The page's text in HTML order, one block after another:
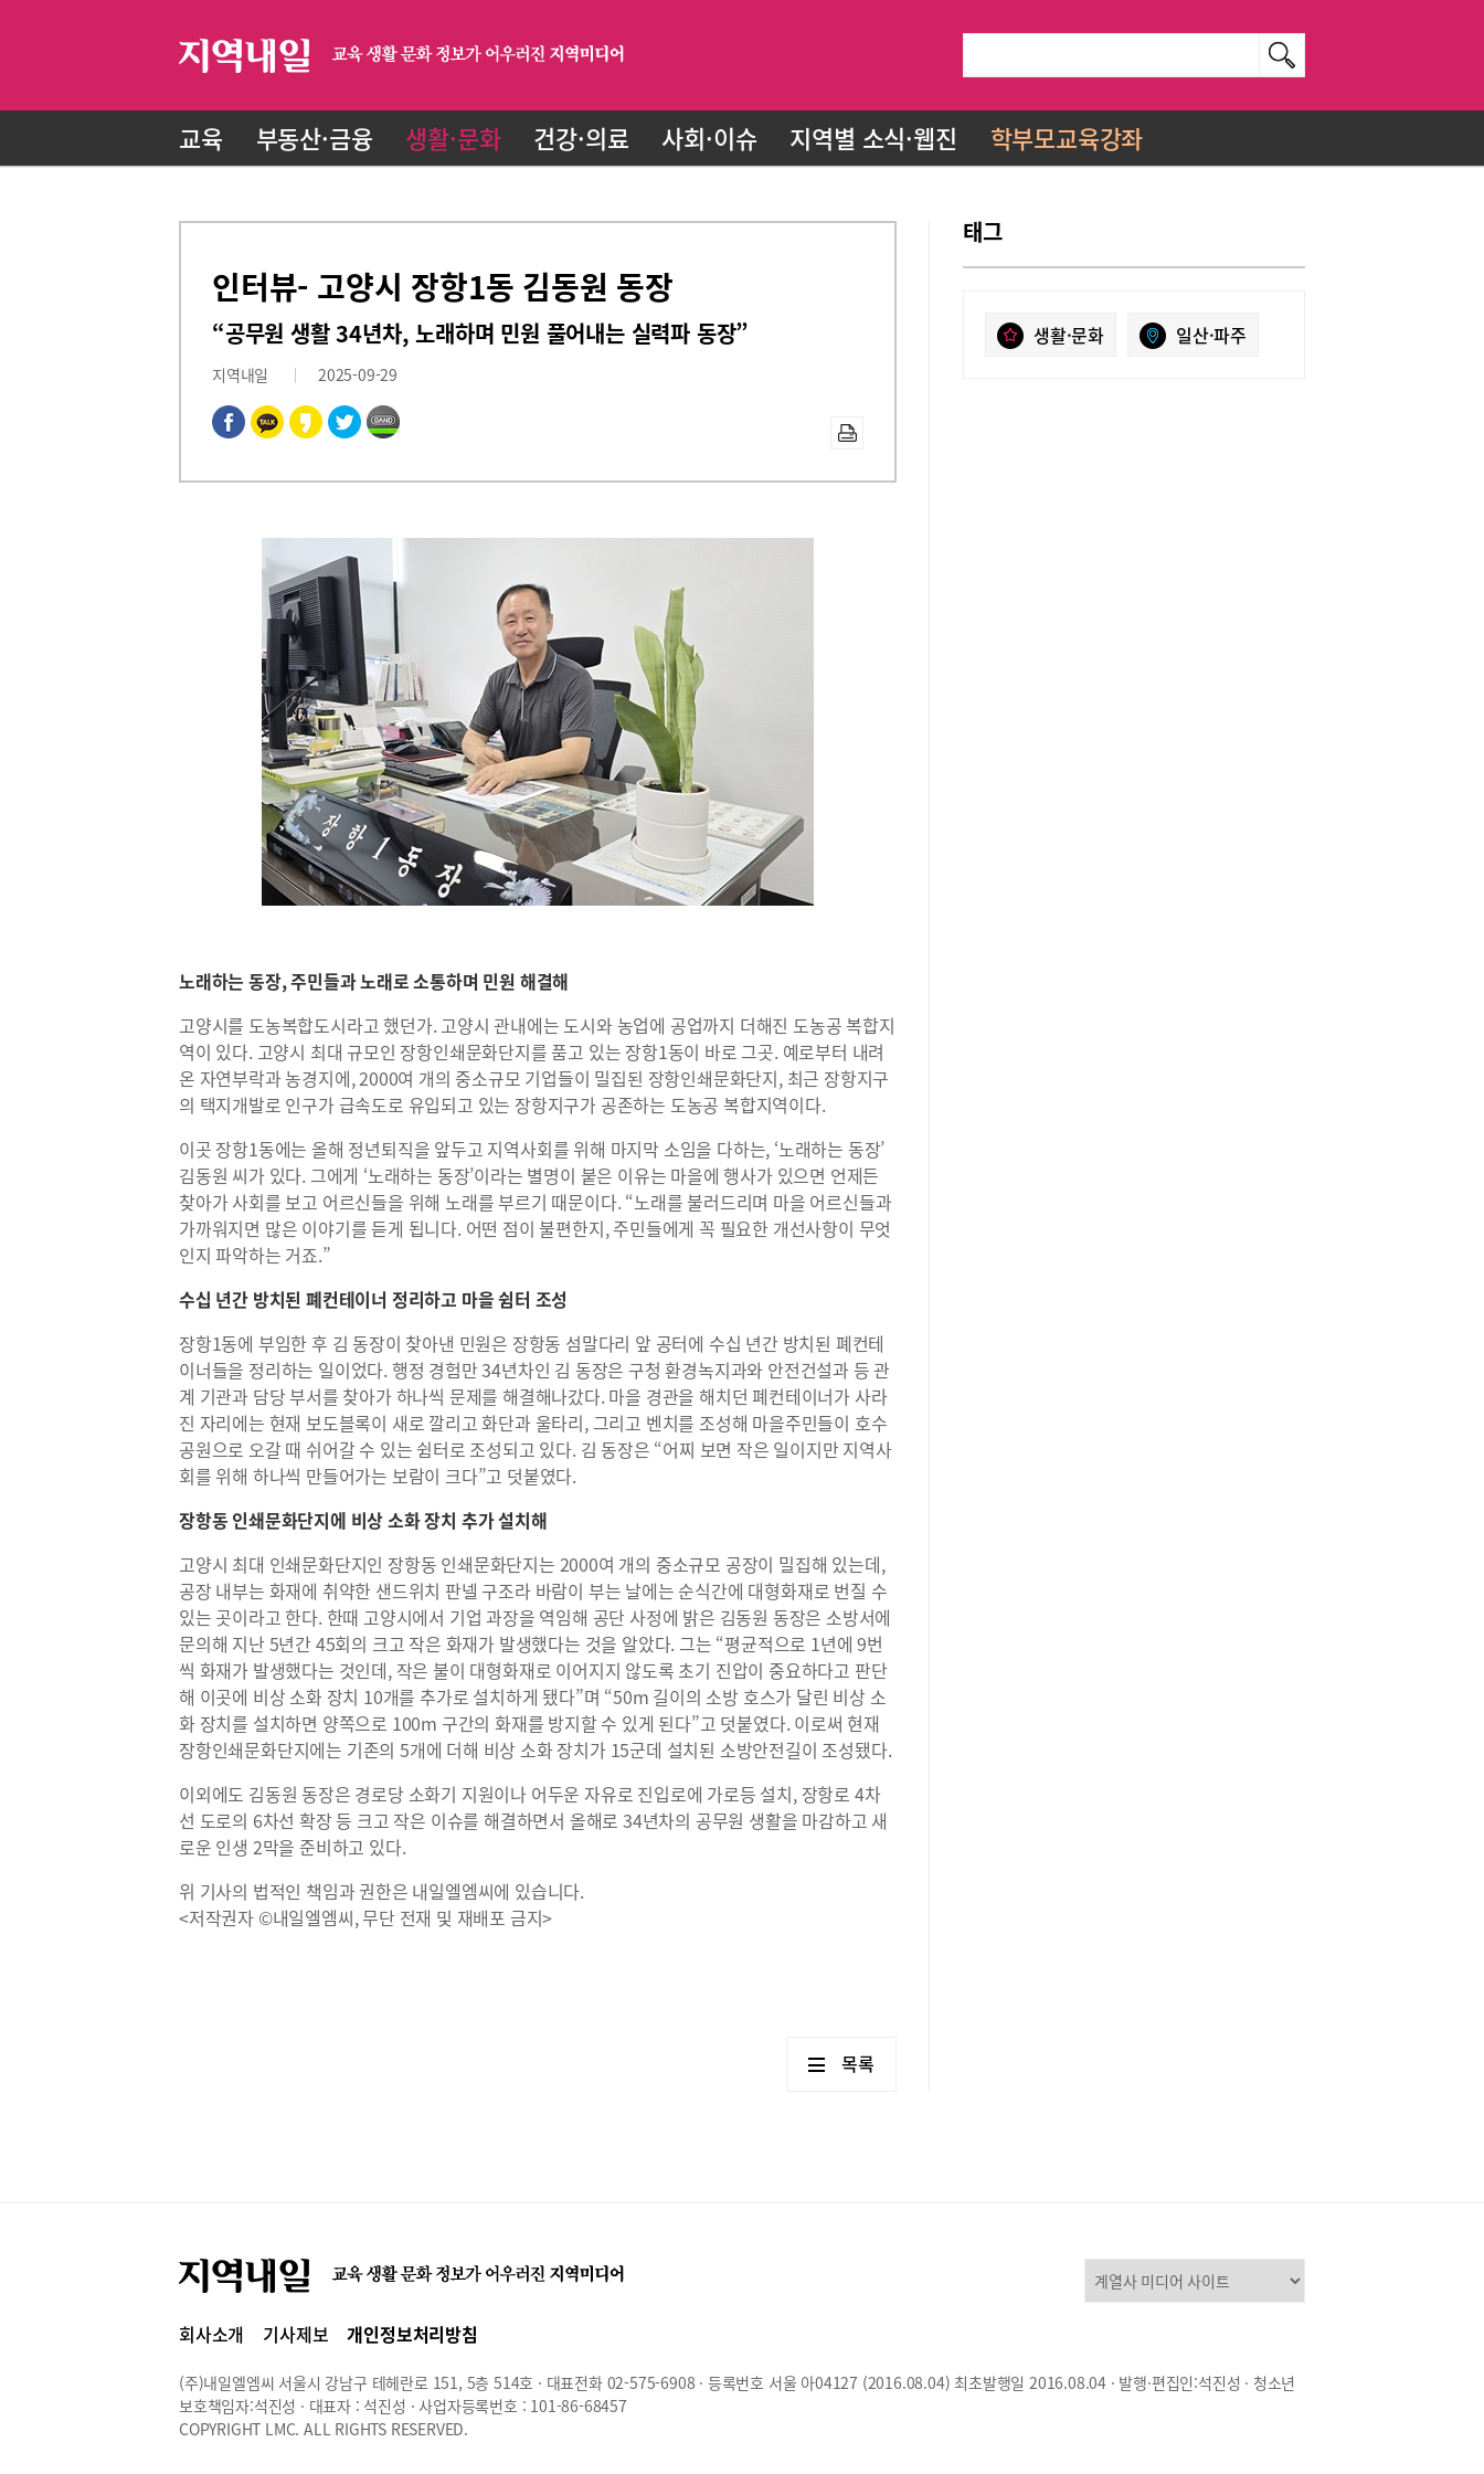
교육 부동산·금융 생활·문화 건강·의료 사회·이슈 지역별 소식·웹진 학부모교육강좌
인터뷰- 고양시 장항1동 김동원 동장
“공무원 생활 34년차, 노래하며 민원 풀어내는 실력파 동장”
지역내일 2025-09-29
노래하는 동장, 주민들과 노래로 소통하며 민원 해결해
고양시를 도농복합도시라고 했던가. 고양시 관내에는 도시와 농업에 공업까지 더해진 도농공 복합지
역이 있다. 고양시 최대 규모인 장항인쇄문화단지를 품고 있는 장항1동이 바로 그곳. 예로부터 내려
온 자연부락과 농경지에, 2000여 개의 중소규모 기업들이 밀집된 장항인쇄문화단지, 최근 장항지구
의 택지개발로 인구가 급속도로 유입되고 있는 장항지구가 공존하는 도농공 복합지역이다.
이곳 장항1동에는 올해 정년퇴직을 앞두고 지역사회를 위해 마지막 소임을 다하는, ‘노래하는 동장’
김동원 씨가 있다. 그에게 ‘노래하는 동장’이라는 별명이 붙은 이유는 마을에 행사가 있으면 언제든
찾아가 사회를 보고 어르신들을 위해 노래를 부르기 때문이다. “노래를 불러드리며 마을 어르신들과
가까워지면 많은 이야기를 듣게 됩니다. 어떤 점이 불편한지, 주민들에게 꼭 필요한 개선사항이 무엇
인지 파악하는 거죠.”
수십 년간 방치된 폐컨테이너 정리하고 마을 쉼터 조성
장항1동에 부임한 후 김 동장이 찾아낸 민원은 장항동 섬말다리 앞 공터에 수십 년간 방치된 폐컨테
이너들을 정리하는 일이었다. 행정 경험만 34년차인 김 동장은 구청 환경녹지과와 안전건설과 등 관
계 기관과 담당 부서를 찾아가 하나씩 문제를 해결해나갔다. 마을 경관을 해치던 폐컨테이너가 사라
진 자리에는 현재 보도블록이 새로 깔리고 화단과 울타리, 그리고 벤치를 조성해 마을주민들이 호수
공원으로 오갈 때 쉬어갈 수 있는 쉼터로 조성되고 있다. 김 동장은 “어찌 보면 작은 일이지만 지역사
회를 위해 하나씩 만들어가는 보람이 크다”고 덧붙였다.
장항동 인쇄문화단지에 비상 소화 장치 추가 설치해
고양시 최대 인쇄문화단지인 장항동 인쇄문화단지는 2000여 개의 중소규모 공장이 밀집해 있는데,
공장 내부는 화재에 취약한 샌드위치 판넬 구조라 바람이 부는 날에는 순식간에 대형화재로 번질 수
있는 곳이라고 한다. 한때 고양시에서 기업 과장을 역임해 공단 사정에 밝은 김동원 동장은 소방서에
문의해 지난 5년간 45회의 크고 작은 화재가 발생했다는 것을 알았다. 그는 “평균적으로 1년에 9번
씩 화재가 발생했다는 것인데, 작은 불이 대형화재로 이어지지 않도록 초기 진압이 중요하다고 판단
해 이곳에 비상 소화 장치 10개를 추가로 설치하게 됐다”며 “50m 길이의 소방 호스가 달린 비상 소
화 장치를 설치하면 양쪽으로 100m 구간의 화재를 방지할 수 있게 된다”고 덧붙였다. 이로써 현재
장항인쇄문화단지에는 기존의 5개에 더해 비상 소화 장치가 15군데 설치된 소방안전길이 조성됐다.
이외에도 김동원 동장은 경로당 소화기 지원이나 어두운 자유로 진입로에 가로등 설치, 장항로 4차
선 도로의 6차선 확장 등 크고 작은 이슈를 해결하면서 올해로 34년차의 공무원 생활을 마감하고 새
로운 인생 2막을 준비하고 있다.
위 기사의 법적인 책임과 권한은 내일엘엠씨에 있습니다.
<저작권자 ©내일엘엠씨, 무단 전재 및 재배포 금지>
목록
태그
생활·문화 일산·파주
회사소개 기사제보 개인정보처리방침
(주)내일엘엠씨 서울시 강남구 테헤란로 151, 5층 514호 · 대표전화 02-575-6908 · 등록번호 서울 아04127 (2016.08.04) 최초발행일 2016.08.04 · 발행·편집인:석진성 · 청소년
보호책임자:석진성 · 대표자 : 석진성 · 사업자등록번호 : 101-86-68457
COPYRIGHT LMC. ALL RIGHTS RESERVED.